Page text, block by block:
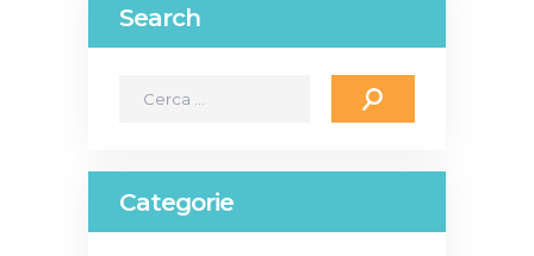
Search
Ricerca
Categorie